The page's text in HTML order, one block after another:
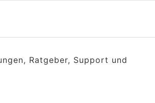
Ratgeber, Support und